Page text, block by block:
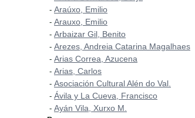
- Araúxo, Emilio
- Arauxo, Emilio
- Arbaizar Gil, Benito
- Arezes, Andreia Catarina Magalhaes
- Arias Correa, Azucena
- Arias, Carlos
- Asociación Cultural Alén do Val.
- Ávila y La Cueva, Francisco
- Ayán Vila, Xurxo M.